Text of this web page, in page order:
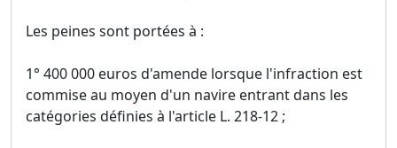
Les peines sont portées à :
1° 400 000 euros d'amende lorsque l'infraction est
commise au moyen d'un navire entrant dans les
catégories définies à l'article L. 218-12 ;